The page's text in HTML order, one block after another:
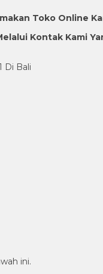
Toko Online
Kontak Kami
Di Bali
ini.